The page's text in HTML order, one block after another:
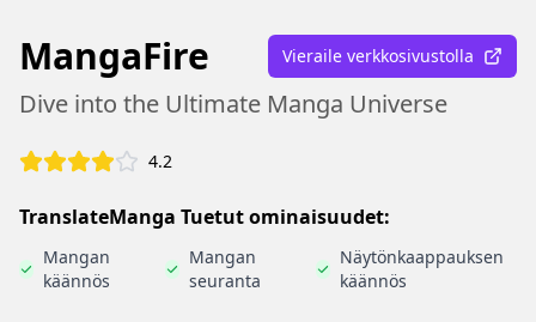
MangaFire Vieraile verkkosivustolla
Dive into the Ultimate Manga Universe
4.2
TranslateManga Tuetut ominaisuudet:
Mangan
käännös
Mangan
seuranta
Näytönkaappauksen
käännös